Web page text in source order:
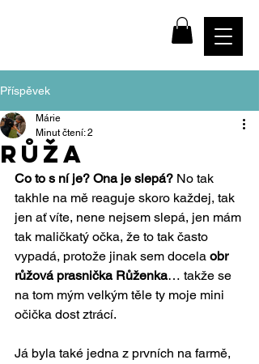
Příspěvek
růža
Márie
Minut čtení: 2
Co to s ní je? Ona je slepá? No tak
takhle na mě reaguje skoro každej, tak
jen ať víte, nene nejsem slepá, jen mám
tak maličkatý očka, že to tak často
vypadá, protože jinak sem docela obr
růžová prasnička Růženka… takže se
na tom mým velkým těle ty moje mini
očička dost ztrácí.
Já byla také jedna z prvních na farmě,